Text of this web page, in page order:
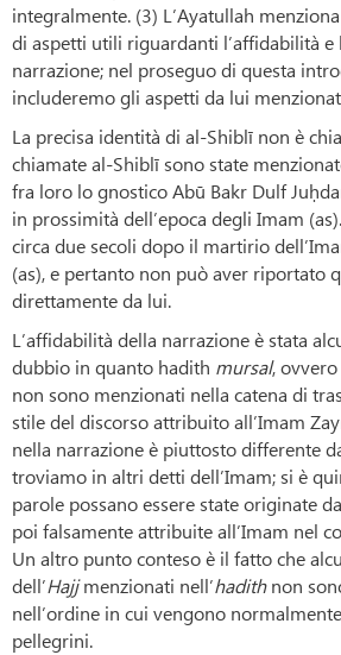
integralmente. (3) L’Ayatullah
di aspetti utili riguardanti l’affidabilità e
narrazione; nel proseguo di questa
includeremo gli aspetti da lui
La precisa identità di al-Shiblī non è
chiamate al-Shiblī sono state
fra loro lo gnostico Abū Bakr Dulf
in prossimità dell’epoca degli Imam
circa due secoli dopo il martirio
(as), e pertanto non può aver riportato
direttamente da lui.
L’affidabilità della narrazione è stata
dubbio in quanto hadith mursal,
non sono menzionati nella catena di
stile del discorso attribuito all’Imam
nella narrazione è piuttosto differente
troviamo in altri detti dell’Imam; si è
parole possano essere state originate
poi falsamente attribuite all’Imam nel
Un altro punto conteso è il fatto che
dell’Hajjmenzionati nell’hadithnon
nell’ordine in cui vengono
pellegrini.